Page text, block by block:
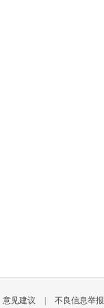
意见建议 不良信息举报